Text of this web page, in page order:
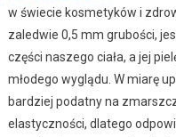
w świecie kosmetyków i
zaledwie 0,5 mm grubości,
części naszego ciała, a jej
młodego wyglądu. W miarę
bardziej podatny na
elastyczności, dlatego